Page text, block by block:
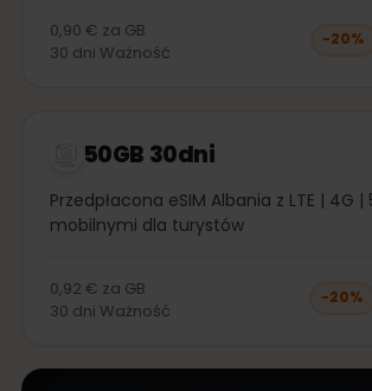
0,90 € za GB
30 dni Ważność
−20%
50GB 30dni
Przedpłacona eSIM Albania z LTE | 4G
mobilnymi dla turystów
0,92 € za GB
30 dni Ważność
−20%